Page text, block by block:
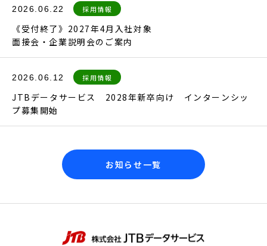
2026.06.22 採用情報
《受付終了》2027年4月入社対象
面接会・企業説明会のご案内
2026.06.12 採用情報
JTBデータサービス 2028年新卒向け インターンシッ
プ募集開始
お知らせ一覧